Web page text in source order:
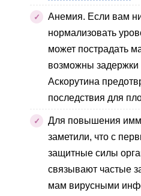
Анемия. Если вам
нормализовать
может пострадать
возможны
Аскорутина
последствия для
Для повышения
заметили, что с
защитные силы
связывают частые
мам вирусными